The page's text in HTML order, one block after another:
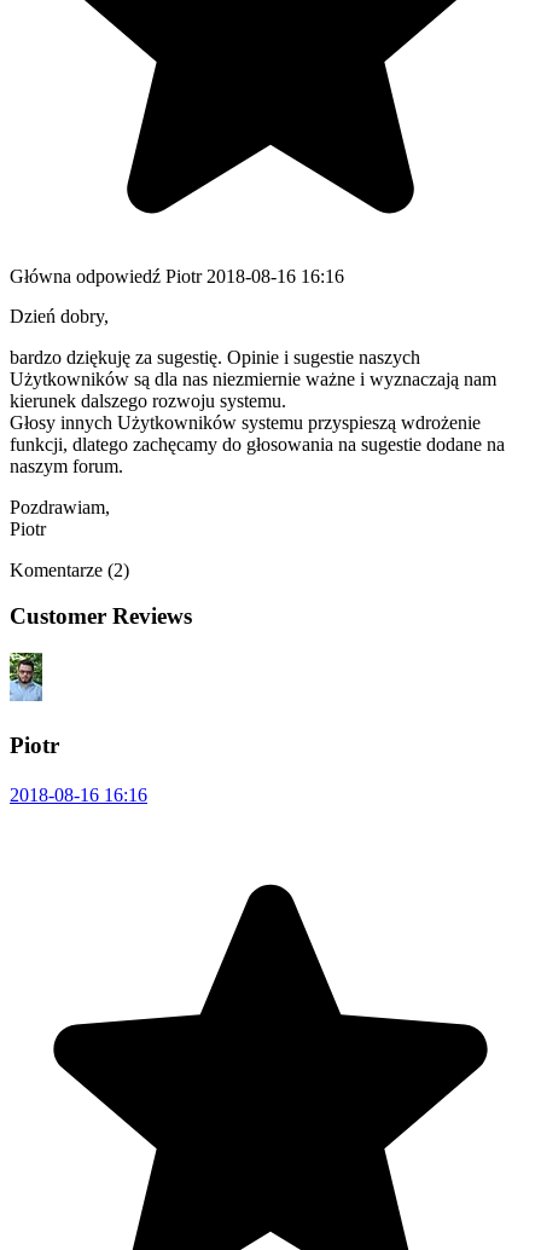
Główna odpowiedź Piotr 2018-08-16 16:16
Dzień dobry,
bardzo dziękuję za sugestię. Opinie i sugestie naszych
Użytkowników są dla nas niezmiernie ważne i wyznaczają nam
kierunek dalszego rozwoju systemu.
Głosy innych Użytkowników systemu przyspieszą wdrożenie
funkcji, dlatego zachęcamy do głosowania na sugestie dodane na
naszym forum.
Pozdrawiam,
Piotr
Komentarze (2)
Customer Reviews
Piotr
2018-08-16 16:16